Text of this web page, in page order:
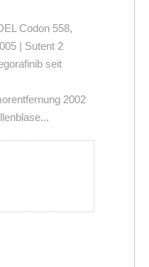
Codon 558,
| Sutent 2
seit
2002